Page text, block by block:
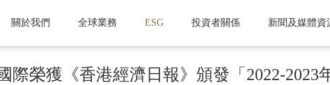
關於我們 全球業務 ESG 投資者關係 新聞及媒體資
際榮獲《香港經濟日報》頒發「2022-2023